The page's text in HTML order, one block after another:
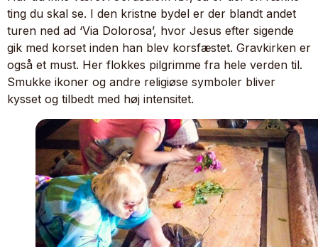
ting du skal se. I den kristne bydel er der blandt andet
turen ned ad ‘Via Dolorosa’, hvor Jesus efter sigende
gik med korset inden han blev korsfæstet. Gravkirken er
også et must. Her flokkes pilgrimme fra hele verden til.
Smukke ikoner og andre religiøse symboler bliver
kysset og tilbedt med høj intensitet.